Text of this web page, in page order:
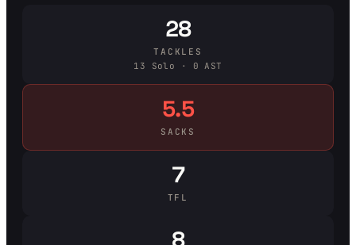
28
TACKLES
13 Solo · 0 AST
5.5
SACKS
7
TFL